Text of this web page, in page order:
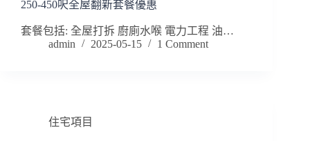
250-450呎全屋翻新套餐優惠
套餐包括: 全屋打拆 廚廁水喉 電力工程 油…
admin
2025-05-15 1 Comment
住宅項目